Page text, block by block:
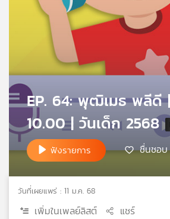
บทความ
ข่าว
และ
กิจกรรม
เกี่ยว
EP. 64: พุฒิเมธ พลีดี
10.00 | วันเด็ก 2568
ฟังรายการ ชื่นชอบ
วันที่เผยแพร่ : 11 ม.ค. 68
เพิ่มในเพลย์ลิสต์ แชร์